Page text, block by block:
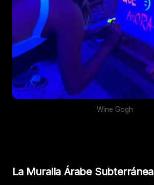
Wine Gogh
La Muralla Árabe Subterránea